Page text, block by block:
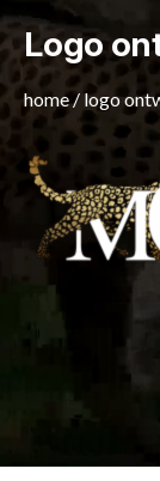
Logo
home /logo